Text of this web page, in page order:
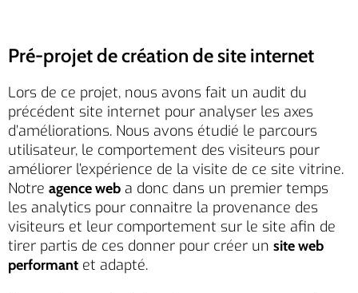
Pré-projet de création de site internet
Lors de ce projet, nous avons fait un audit du
précédent site internet pour analyser les axes
d’améliorations. Nous avons étudié le parcours
utilisateur, le comportement des visiteurs pour
améliorer l’expérience de la visite de ce site vitrine.
Notre agence web a donc dans un premier temps
les analytics pour connaitre la provenance des
visiteurs et leur comportement sur le site afin de
tirer partis de ces donner pour créer un site web
performant et adapté.